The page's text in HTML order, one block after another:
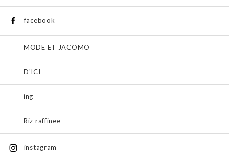
facebook
MODE ET JACOMO
D'ICI
ing
Riz raffinee
instagram